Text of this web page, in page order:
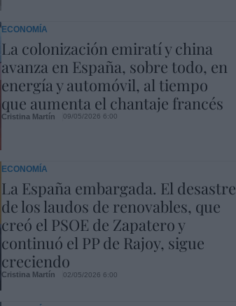
La colonización emiratí y china
avanza en España, sobre todo, en
energía y automóvil, al tiempo
que aumenta el chantaje francés
ECONOMÍA
Cristina Martín 09/05/2026 6:00
La España embargada. El desastre
de los laudos de renovables, que
creó el PSOE de Zapatero y
continuó el PP de Rajoy, sigue
creciendo
ECONOMÍA
Cristina Martín 02/05/2026 6:00